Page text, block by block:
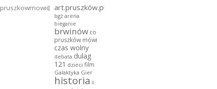
pruszkowmowi@gmail.com
art.pruszków.pl
bgż arena
bieganie
brwinów co
pruszków mówi
czas wolny
debata dulag
121 dzieci film
Galaktyka Gier
historia ii